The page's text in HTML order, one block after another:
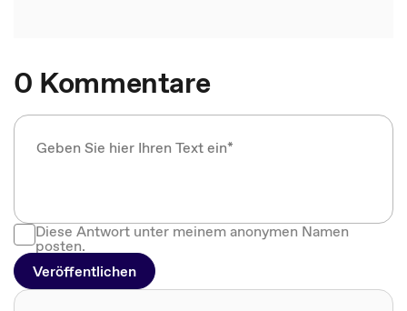
0 Kommentare
Diese Antwort unter meinem anonymen Namen
posten.
Veröffentlichen